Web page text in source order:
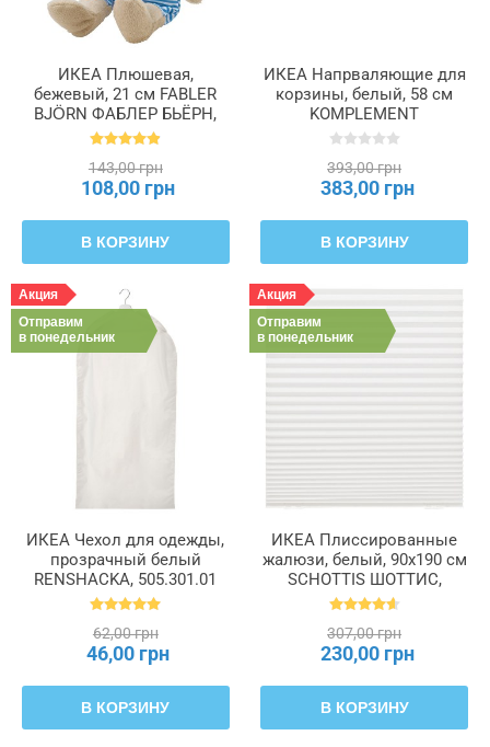
ИКЕА Плюшевая,
бежевый, 21 см FABLER
BJÖRN ФАБЛЕР БЬЁРН,
001.414.01
143,00 грн
108,00 грн
В КОРЗИНУ
ИКЕА Напрваляющие для
корзины, белый, 58 см
KOMPLEMENT
КОМПЛИМЕНТ, 302.632.45
393,00 грн
383,00 грн
В КОРЗИНУ
Акция
Отправим
в понедельник
ИКЕА Чехол для одежды,
прозрачный белый
RENSHACKA, 505.301.01
62,00 грн
46,00 грн
В КОРЗИНУ
Акция
Отправим
в понедельник
ИКЕА Плиссированные
жалюзи, белый, 90x190 см
SCHOTTIS ШОТТИС,
202.422.82
307,00 грн
230,00 грн
В КОРЗИНУ